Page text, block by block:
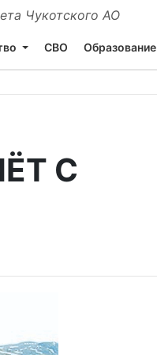
Чукотского АО
СВО Образование
С